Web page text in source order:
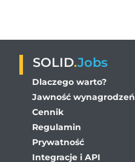
SOLID.Jobs
Dlaczego warto?
Jawność wynagrodzeń
Cennik
Regulamin
Prywatność
Integracje i API